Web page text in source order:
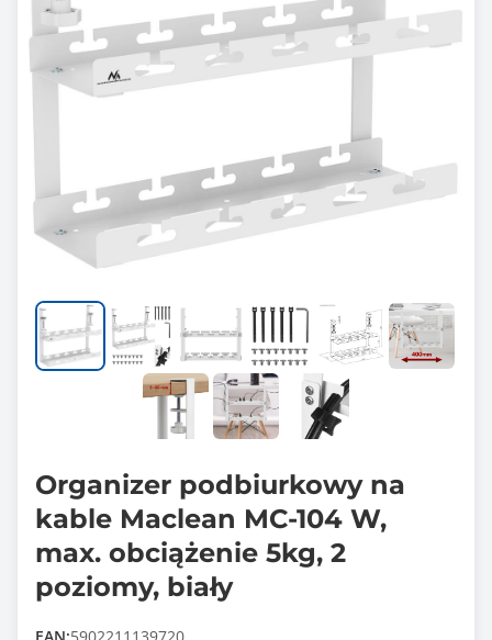
Organizer podbiurkowy na
kable Maclean MC-104 W,
max. obciążenie 5kg, 2
poziomy, biały